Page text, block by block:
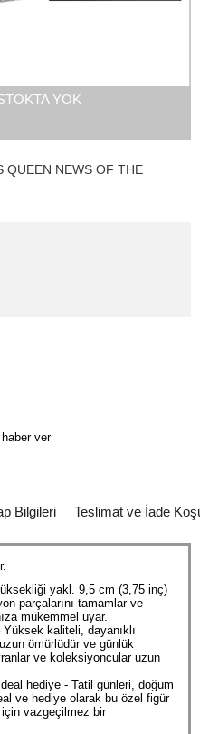
YOK
QUEEN NEWS OF THE
ver
Bilgileri Teslimat ve İade
yakl. 9,5 cm (3,75 inç)
parçalarını tamamlar ve
mükemmel uyar.
kaliteli, dayanıklı
ömürlüdür ve günlük
ve koleksiyoncular uzun
hediye - Tatil günleri, doğum
ve hediye olarak bu özel figür
vazgeçilmez bir